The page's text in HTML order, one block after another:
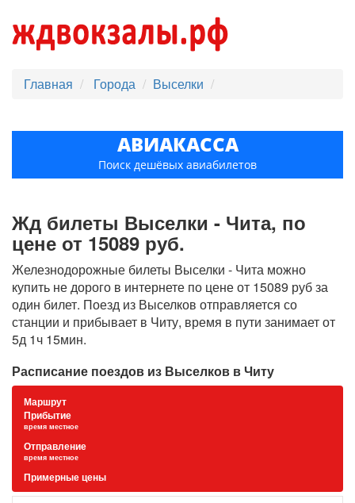
Главная Города Выселки
АВИАКАССА
Поиск дешёвых авиабилетов
Жд билеты Выселки - Чита, по
цене от 15089 руб.
Железнодорожные билеты Выселки - Чита можно
купить не дорого в интернете по цене от 15089 руб за
один билет. Поезд из Выселков отправляется со
станции и прибывает в Читу, время в пути занимает от
5д 1ч 15мин.
Расписание поездов из Выселков в Читу
Маршрут
Прибытие
время местное
Отправление
время местное
Примерные цены